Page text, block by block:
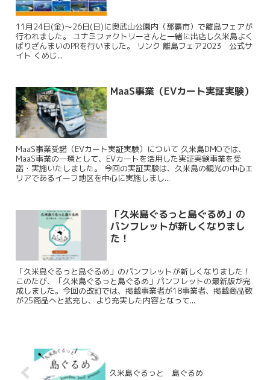
11月24日(金)〜26日(日)に奥武山公園内（那覇市）で離島フェアが
行われました。 ユナミファクトリーさんと一緒に出店し久米島よく
ばりざんまいのPRを行いました。 リンク 離島フェア2023 公式サ
イト くめじ...
MaaS事業（EVカート実証実験）
MaaS事業受諾（EVカート実証実験）について 久米島DMOでは、
MaaS事業の一環として、EVカートを活用した実証実験事業を受
諾・実施いたしました。 今回の実証実験は、久米島の観光の中心エ
リアであるイーフ地区を中心に実施しまし...
「久米島ぐるっと島ぐるめ」の
パンフレットが新しくなりまし
た！
「久米島ぐるっと島ぐるめ」のパンフレットが新しくなりました！
このたび、「久米島ぐるっと島ぐるめ」パンフレットの最新版が完
成しました。今回の改訂では、掲載事業者が18事業者、掲載商品数
が25商品へと拡充し、より充実した内容となって...
久米島ぐるっと 島ぐるめ